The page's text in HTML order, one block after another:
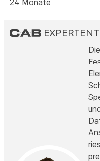
24 Monate